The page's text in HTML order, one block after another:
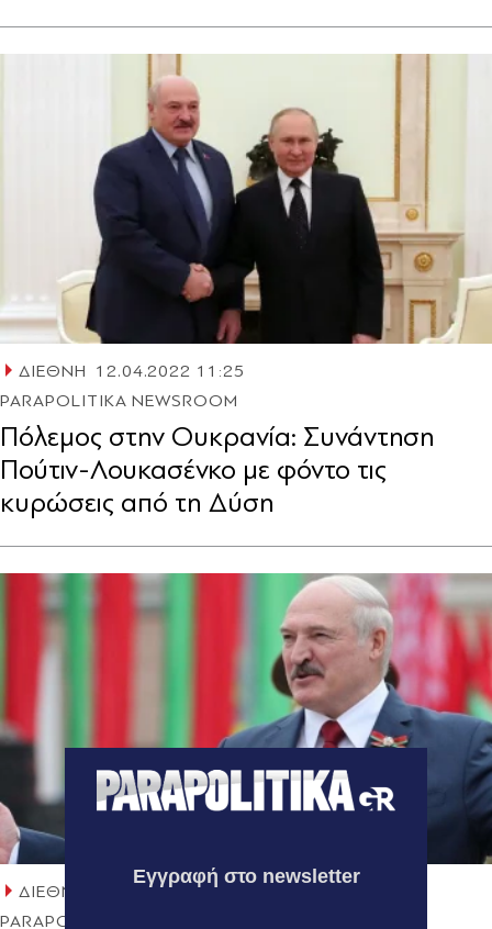
ΔΙΕΘΝΗ
12.04.2022 11:25
PARAPOLITIKA NEWSROOM
Πόλεμος στην Ουκρανία: Συνάντηση
Πούτιν-Λουκασένκο με φόντο τις
κυρώσεις από τη Δύση
ΔΙΕΘΝΗ
01.03.2022 11:31
PARAPOLITIKA NEWSROOM
Εγγραφή στο newsletter